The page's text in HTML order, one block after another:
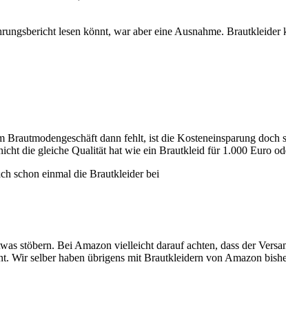
lesen könnt, war aber eine Ausnahme. Brautkleider
dann fehlt, ist die Kosteneinsparung doch
die gleiche Qualität hat wie ein Brautkleid für 1.000 Euro
schon einmal die Brautkleider bei
stöbern. Bei Amazon vielleicht darauf achten, dass der
selber haben übrigens mit Brautkleidern von Amazon